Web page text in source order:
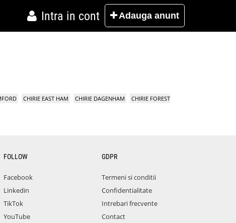
Intra in cont Adauga anunt
CHIRIE EAST HAM CHIRIE DAGENHAM
CHIRIE FOREST
FOLLOW
Facebook
Linkedin
TikTok
YouTube
GDPR
Termeni si conditii
Confidentialitate
Intrebari frecvente
Contact